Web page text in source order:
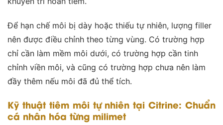
Để hạn chế môi bị dày hoặc thiếu tự nhiên, lượng filler
nên được điều chỉnh theo từng vùng. Có trường hợp
chỉ cần làm mềm môi dưới, có trường hợp cần tinh
chỉnh viền môi, và cũng có trường hợp chưa nên làm
đầy thêm nếu môi đã đủ thể tích.
Kỹ thuật tiêm môi tự nhiên tại Citrine: Chuẩn
cá nhân hóa từng milimet